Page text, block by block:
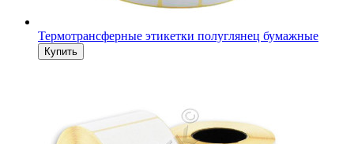
Термотрансферные этикетки полуглянец бумажные